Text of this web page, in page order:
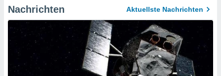
Nachrichten Aktuellste Nachrichten